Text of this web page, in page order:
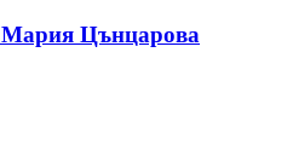
Мария Цънцарова